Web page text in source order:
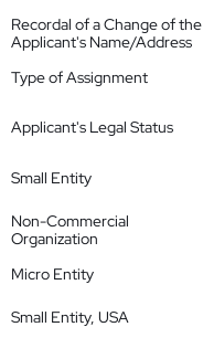
Recordal of a Change of the
Applicant's Name/Address
Type of Assignment
Applicant's Legal Status
Small Entity
Non-Commercial
Organization
Micro Entity
Small Entity, USA